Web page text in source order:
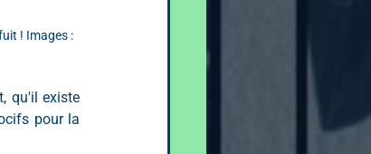
! Images :
qu'il existe
pour la